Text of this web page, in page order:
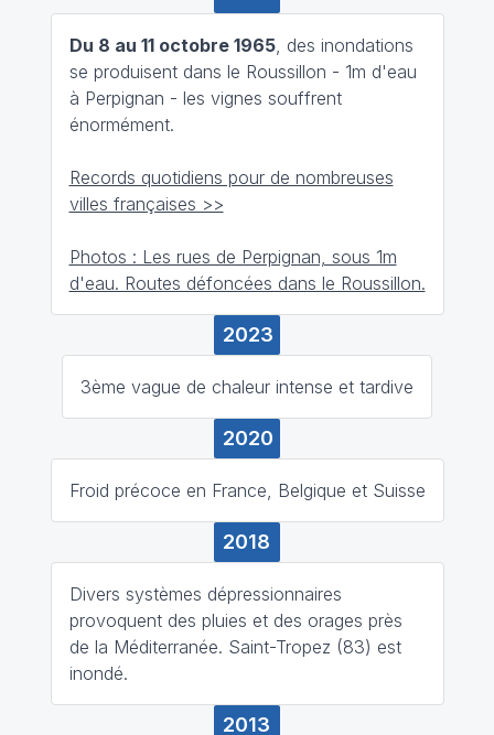
Du 8 au 11 octobre 1965, des inondations
se produisent dans le Roussillon - 1m d'eau
à Perpignan - les vignes souffrent
énormément.
Records quotidiens pour de nombreuses
villes françaises >>
Photos : Les rues de Perpignan, sous 1m
d'eau. Routes défoncées dans le Roussillon.
2023
3ème vague de chaleur intense et tardive
2020
Froid précoce en France, Belgique et Suisse
2018
Divers systèmes dépressionnaires
provoquent des pluies et des orages près
de la Méditerranée. Saint-Tropez (83) est
inondé.
2013